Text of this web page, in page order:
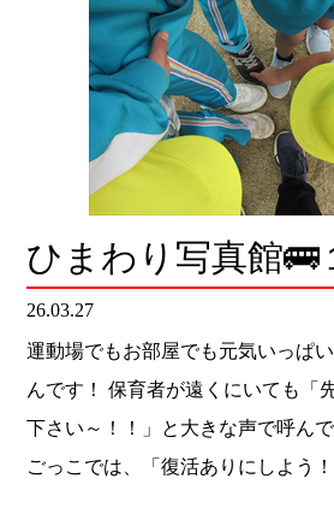
ひまわり写真館🚌
26.03.27
運動場でもお部屋でも元気いっぱ
んです！ 保育者が遠くにいても「
下さい～！！」と大きな声で呼ん
ごっこでは、「復活ありにしよう